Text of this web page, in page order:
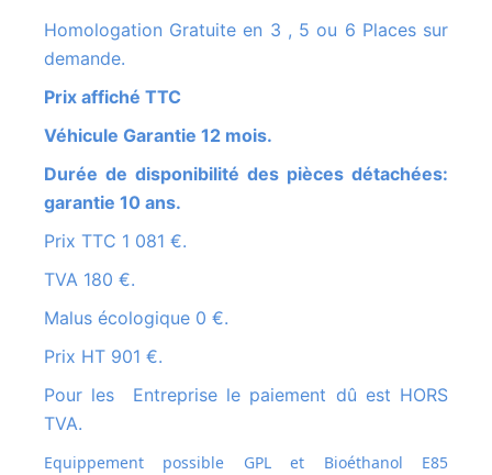
Homologation Gratuite en 3 , 5 ou 6 Places sur
demande.
Prix affiché TTC
Véhicule Garantie 12 mois.
Durée de disponibilité des pièces détachées:
garantie 10 ans.
Prix TTC 1 081 €.
TVA 180 €.
Malus écologique 0 €.
Prix HT 901 €.
Pour les Entreprise le paiement dû est HORS
TVA.
Equippement possible GPL et Bioéthanol E85